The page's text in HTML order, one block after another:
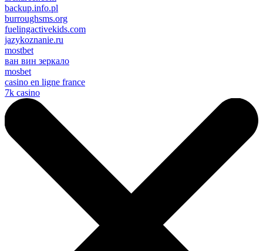
backup.info.pl
burroughsms.org
fuelingactivekids.com
jazykoznanie.ru
mostbet
ван вин зеркало
mosbet
casino en ligne france
7k casino